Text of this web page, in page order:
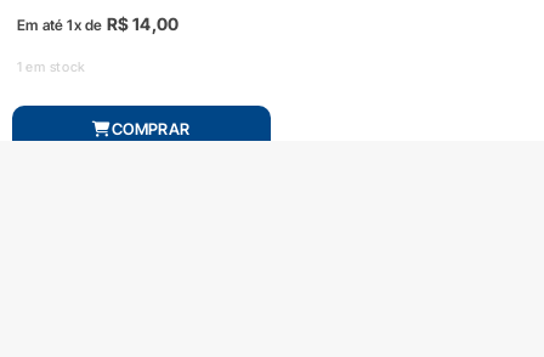
Em até 1x de R$14,00
1 em stock
COMPRAR